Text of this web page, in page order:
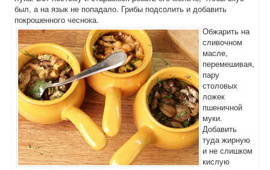
был, а на язык не попадало. Грибы подсолить и добавить
покрошенного чеснока.
Обжарить на
сливочном
масле,
перемешивая,
пару
столовых
ложек
пшеничной
муки.
Добавить
туда жирную
и не слишком
кислую